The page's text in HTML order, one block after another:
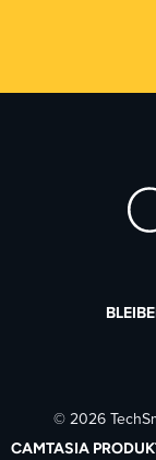
© 2026
CAMTASIA